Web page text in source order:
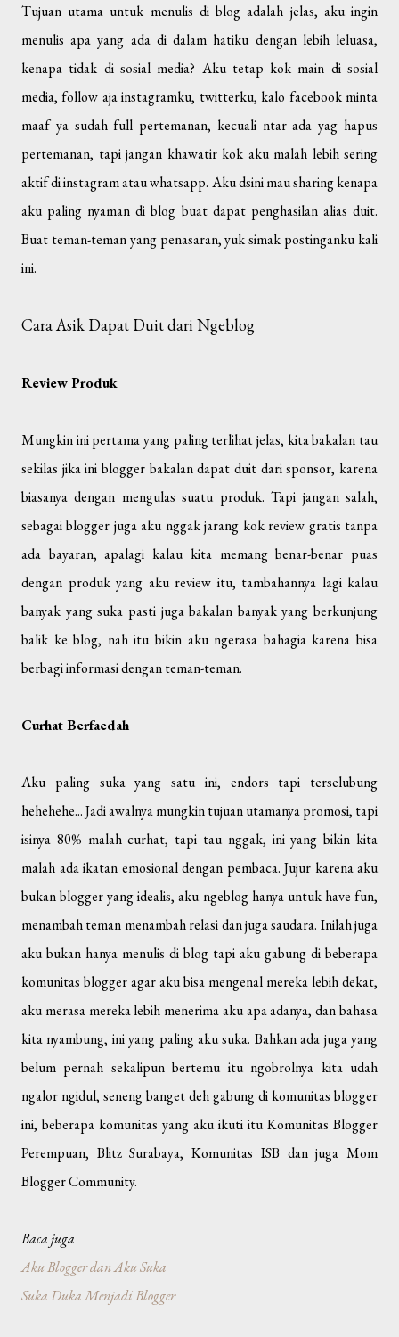
Tujuan utama untuk menulis di blog adalah jelas, aku ingin
menulis apa yang ada di dalam hatiku dengan lebih leluasa,
kenapa tidak di sosial media? Aku tetap kok main di sosial
media, follow aja instagramku, twitterku, kalo facebook minta
maaf ya sudah full pertemanan, kecuali ntar ada yag hapus
pertemanan, tapi jangan khawatir kok aku malah lebih sering
aktif di instagram atau whatsapp. Aku dsini mau sharing kenapa
aku paling nyaman di blog buat dapat penghasilan alias duit.
Buat teman-teman yang penasaran, yuk simak postinganku kali
ini.
Cara Asik Dapat Duit dari Ngeblog
Review Produk
Mungkin ini pertama yang paling terlihat jelas, kita bakalan tau
sekilas jika ini blogger bakalan dapat duit dari sponsor, karena
biasanya dengan mengulas suatu produk. Tapi jangan salah,
sebagai blogger juga aku nggak jarang kok review gratis tanpa
ada bayaran, apalagi kalau kita memang benar-benar puas
dengan produk yang aku review itu, tambahannya lagi kalau
banyak yang suka pasti juga bakalan banyak yang berkunjung
balik ke blog, nah itu bikin aku ngerasa bahagia karena bisa
berbagi informasi dengan teman-teman.
Curhat Berfaedah
Aku paling suka yang satu ini, endors tapi terselubung
hehehehe... Jadi awalnya mungkin tujuan utamanya promosi, tapi
isinya 80% malah curhat, tapi tau nggak, ini yang bikin kita
malah ada ikatan emosional dengan pembaca. Jujur karena aku
bukan blogger yang idealis, aku ngeblog hanya untuk have fun,
menambah teman menambah relasi dan juga saudara. Inilah juga
aku bukan hanya menulis di blog tapi aku gabung di beberapa
komunitas blogger agar aku bisa mengenal mereka lebih dekat,
aku merasa mereka lebih menerima aku apa adanya, dan bahasa
kita nyambung, ini yang paling aku suka. Bahkan ada juga yang
belum pernah sekalipun bertemu itu ngobrolnya kita udah
ngalor ngidul, seneng banget deh gabung di komunitas blogger
ini, beberapa komunitas yang aku ikuti itu Komunitas Blogger
Perempuan, Blitz Surabaya, Komunitas ISB dan juga Mom
Blogger Community.
Baca juga
Aku Blogger dan Aku Suka
Suka Duka Menjadi Blogger